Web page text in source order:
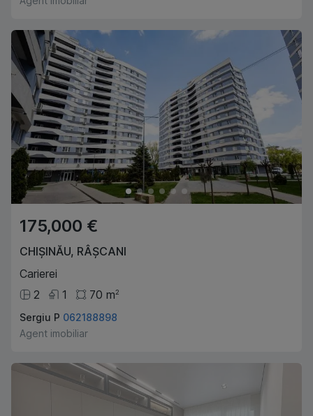
175,000 €
CHIȘINĂU, RÂȘCANI
Carierei
2
1 70 m2
Sergiu P 062188898
Agent imobiliar